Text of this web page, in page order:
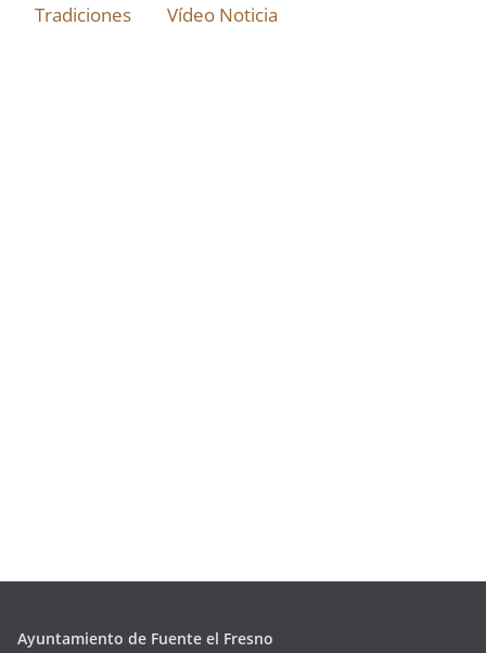
Tradiciones
Vídeo Noticia
Ayuntamiento de Fuente el Fresno